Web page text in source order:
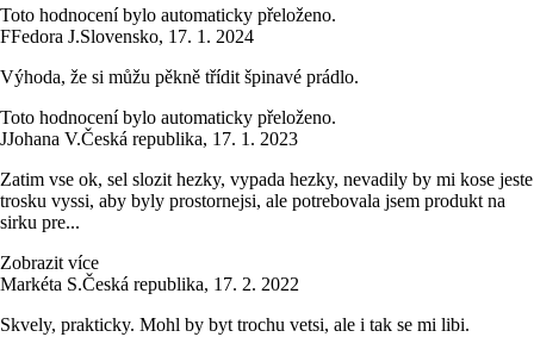
Toto hodnocení bylo automaticky přeloženo.
FFedora J.Slovensko, 17. 1. 2024
Výhoda, že si můžu pěkně třídit špinavé prádlo.
Toto hodnocení bylo automaticky přeloženo.
JJohana V.Česká republika, 17. 1. 2023
Zatim vse ok, sel slozit hezky, vypada hezky, nevadily by mi kose jeste
trosku vyssi, aby byly prostornejsi, ale potrebovala jsem produkt na
sirku pre...
Zobrazit více
Markéta S.Česká republika, 17. 2. 2022
Skvely, prakticky. Mohl by byt trochu vetsi, ale i tak se mi libi.